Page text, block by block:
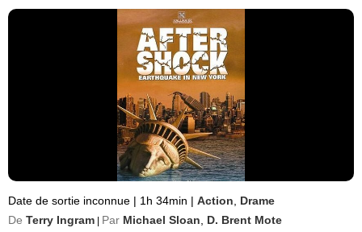
Date de sortie inconnue | 1h 34min | Action
Drame
De Terry Ingram Par Michael Sloan
D. Brent Mote